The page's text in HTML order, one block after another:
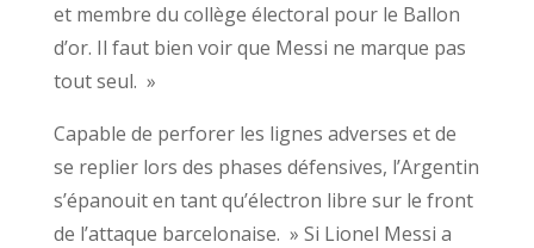
et membre du collège électoral pour le Ballon
d’or. Il faut bien voir que Messi ne marque pas
tout seul. »
Capable de perforer les lignes adverses et de
se replier lors des phases défensives, l’Argentin
s’épanouit en tant qu’électron libre sur le front
de l’attaque barcelonaise. » Si Lionel Messi a